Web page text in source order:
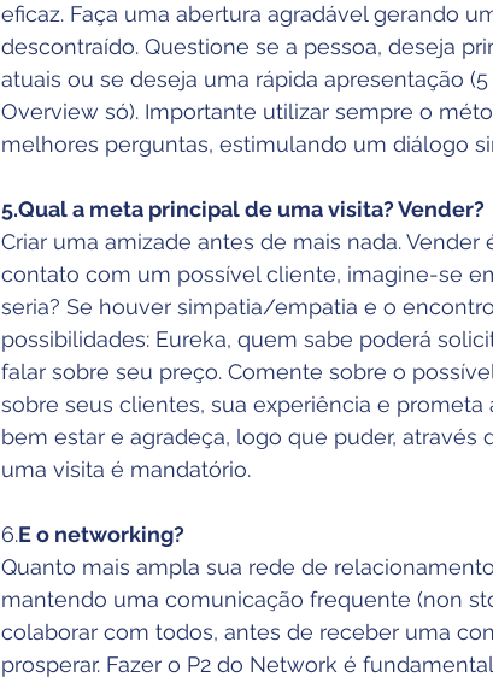
eficaz. Faça uma abertura agradável gerando
descontraído. Questione se a pessoa, deseja
atuais ou se deseja uma rápida apresentação
Overview só). Importante utilizar sempre o
melhores perguntas, estimulando um diálogo
5.Qual a meta principal de uma visita? Vender?
Criar uma amizade antes de mais nada. Vender
contato com um possível cliente, imagine-se
seria? Se houver simpatia/empatia e o
possibilidades: Eureka, quem sabe poderá
falar sobre seu preço. Comente sobre o
sobre seus clientes, sua experiência e
bem estar e agradeça, logo que puder, através
uma visita é mandatório.
6.E o networking?
Quanto mais ampla sua rede de
mantendo uma comunicação frequente (non
colaborar com todos, antes de receber uma
prosperar. Fazer o P2 do Network é